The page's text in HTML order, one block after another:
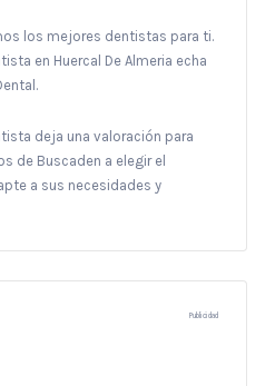
los mejores dentistas para ti.
en Huercal De Almeria echa
deja una valoración para
de Buscaden a elegir el
a sus necesidades y
Publicidad